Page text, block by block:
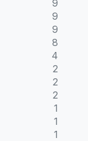
9
9
9
8
4
2
2
2
1
1
1